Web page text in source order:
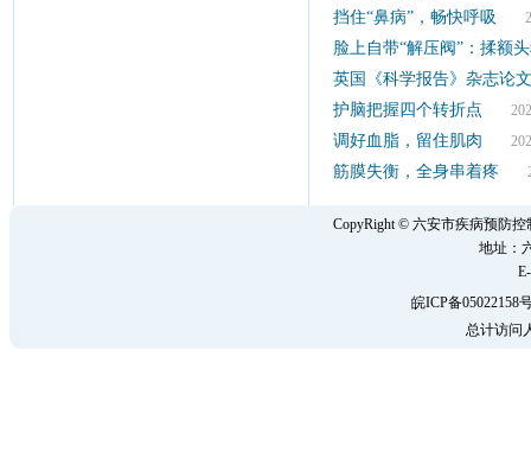
挡住“鼻病”，畅快呼吸
脸上自带“解压阀”：揉额
英国《科学报告》杂志论
护脑把握四个转折点
调好血脂，留住肌肉
筋膜失衡，全身串着疼
CopyRight © 六安市疾病预防
地址：
皖ICP备05022158
总计访问